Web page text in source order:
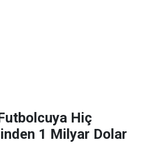
Hiç
1 Milyar Dolar